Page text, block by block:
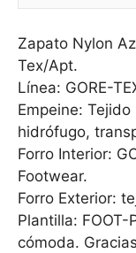
Zapato Nylon
Tex/Apt.
Línea: GORE-
Empeine:
hidrófugo,
Forro Interior:
Footwear.
Forro Exterior:
Plantilla:
cómoda.